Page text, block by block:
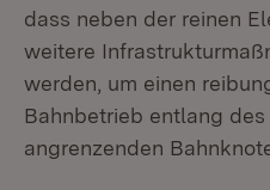
dass neben der reinen
weitere
werden, um einen
Bahnbetrieb entlang
angrenzenden